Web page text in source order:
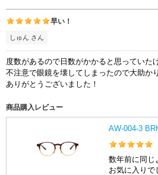
早い！
しゅん さん
度数があるので日数がかかると思っていた
不注意で眼鏡を壊してしまったので大助か
ありがとうございました！
商品購入レビュー
AW-004-3
数年前に同じ
お気に入りで